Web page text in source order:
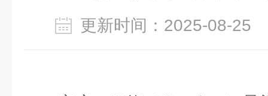
更新时间：2025-08-